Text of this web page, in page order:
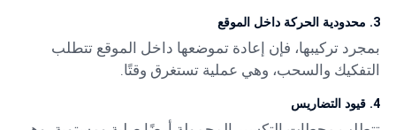
3. محدودية الحركة داخل الموقع
بمجرد تركيبها، فإن إعادة تموضعها داخل الموقع تتطلب
التفكيك والسحب، وهي عملية تستغرق وقتًا.
4. قيود التضاريس